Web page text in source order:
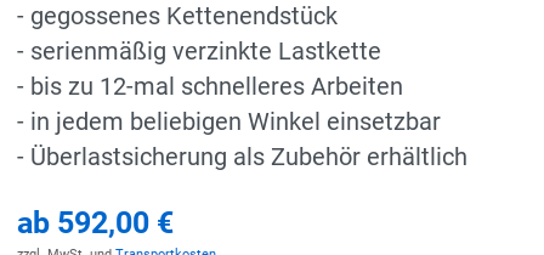
- gegossenes Kettenendstück
- serienmäßig verzinkte Lastkette
- bis zu 12-mal schnelleres Arbeiten
- in jedem beliebigen Winkel einsetzbar
- Überlastsicherung als Zubehör erhältlich
ab 592,00 €